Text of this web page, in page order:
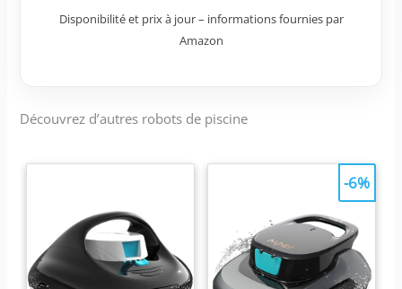
Disponibilité et prix à jour – informations fournies par
Amazon
Découvrez d’autres robots de piscine
-6%